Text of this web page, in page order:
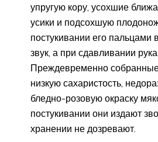
упругую кору, усохшие
усики и подсохшую
постукивании его пальцами
звук, а при сдавливании
Преждевременно
низкую сахаристость,
бледно-розовую окраску
постукивании они издают
хранении не дозревают.